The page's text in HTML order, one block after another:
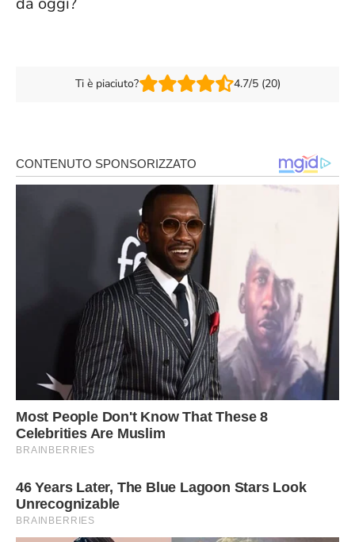
Ti è piaciuto? 4.7/5 (20)